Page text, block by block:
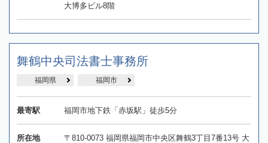
大博多ビル8階
舞鶴中央司法書士事務所
福岡県 福岡市
最寄駅 福岡市地下鉄「赤坂駅」徒歩5分
所在地
〒810-0073 福岡県福岡市中央区舞鶴3丁目7番13号 大